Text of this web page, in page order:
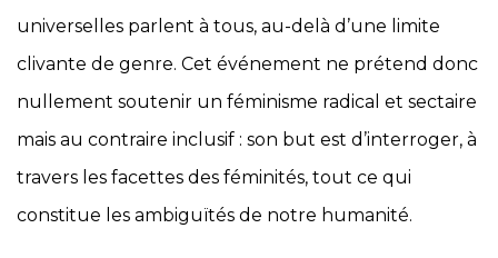
universelles parlent à tous, au-delà d’une limite
clivante de genre. Cet événement ne prétend donc
nullement soutenir un féminisme radical et sectaire
mais au contraire inclusif : son but est d’interroger, à
travers les facettes des féminités, tout ce qui
constitue les ambiguïtés de notre humanité.